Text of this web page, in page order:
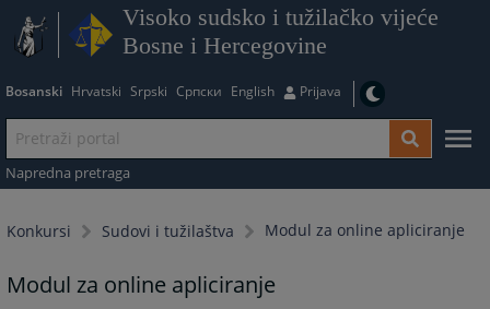
Visoko sudsko i tužilačko vijeće
Bosne i Hercegovine
Bosanski Hrvatski Srpski Српски English Prijava
Napredna pretraga
Konkursi Sudovi i tužilaštva Modul za online apliciranje
Modul za online apliciranje